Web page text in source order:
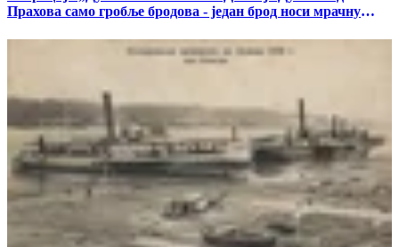
Прахова само гробље бродова - један брод носи мрачну